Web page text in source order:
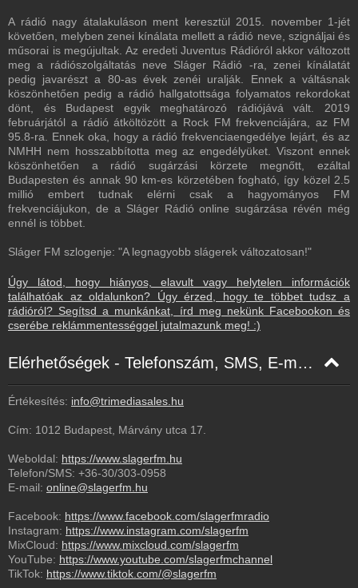
A rádió nagy átalakuláson ment keresztül 2015. november 1-jét
követően, melyben zenei kínálata mellett a rádió neve, szignáljai és
műsorai is megújultak. Az eredeti Juventus Rádióról akkor változott
meg a rádiószolgáltatás neve Sláger Rádió -ra, zenei kínálatát
pedig javarészt a 80-as évek zenéi uralják. Ennek a váltásnak
köszönhetően pedig a rádió hallgatottsága folyamatos rekordokat
dönt, és Budapest egyik meghatározó rádiójává vált. 2019
februárjától a rádió átköltözött a Rock FM frekvenciájára, az FM
95.8-ra. Ennek oka, hogy a rádió frekvenciaengedélye lejárt, és az
NMHH nem hosszabbította meg az engedélyüket. Viszont ennek
köszönhetően a rádió sugárzási körzete megnőtt, ezáltal
Budapesten és annak 90 km-es körzetében fogható, így közel 2.5
millió embert tudnak elérni csak a hagyományos FM
frekvenciájukon, de a Sláger Rádió online sugárzása révén még
ennél is többet.
Sláger FM szlogenje: "A legnagyobb slágerek változatosan!"
Úgy látod, hogy hiányos, elavult vagy helytelen információk
találhatóak az oldalunkon? Úgy érzed, hogy te többet tudsz a
rádióról? Segítsd a munkánkat, írd meg nekünk Facebookon és
cserébe reklámmentességgel jutalmazunk meg! :)
Elérhetőségek - Telefonszám, SMS, E-mail, Facebook
Értékesítés: info@trimediasales.hu
Cím: 1012 Budapest, Márvány utca 17.
Weboldal: https://www.slagerfm.hu
Telefon/SMS: +36-30/303-0958
E-mail: online@slagerfm.hu
Facebook: https://www.facebook.com/slagerfmradio
Instagram: https://www.instagram.com/slagerfm
MixCloud: https://www.mixcloud.com/slagerfm
YouTube: https://www.youtube.com/slagerfmchannel
TikTok: https://www.tiktok.com/@slagerfm